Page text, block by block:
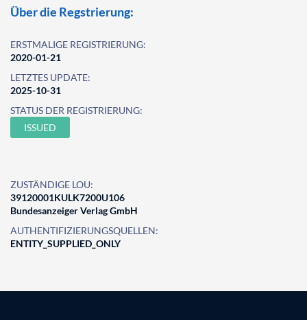
Über die Regstrierung:
ERSTMALIGE REGISTRIERUNG:
2020-01-21
LETZTES UPDATE:
2025-10-31
STATUS DER REGISTRIERUNG:
ISSUED
ZUSTÄNDIGE LOU:
39120001KULK7200U106
Bundesanzeiger Verlag GmbH
AUTHENTIFIZIERUNGSQUELLEN:
ENTITY_SUPPLIED_ONLY